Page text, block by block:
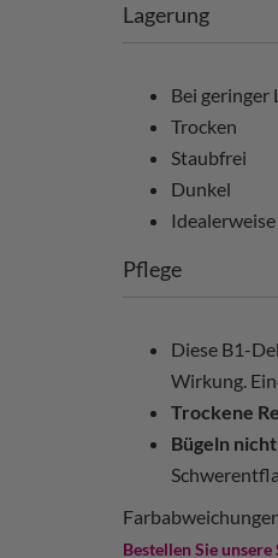
Lagerung
Bei
Trocken
Staubfrei
Dunkel
Pflege
Diese B1-
Wirkung.
Trockene
Bügeln
Bestellen Sie